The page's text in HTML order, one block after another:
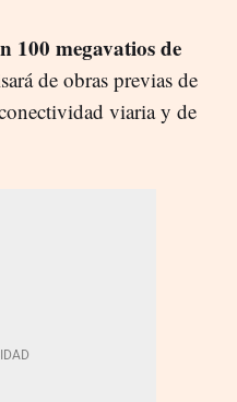
100 megavatios de
de obras previas de
viaria y de